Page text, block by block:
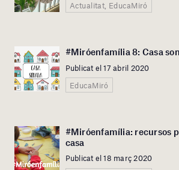
Actualitat, EducaMiró
#Miróenfamília 8: Casa
Publicat el 17 abril 2020
EducaMiró
#Miróenfamília: recursos
casa
Publicat el 18 març 2020